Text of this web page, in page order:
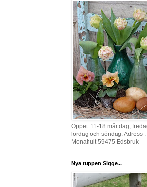
Öppet: 11-18 måndag,
lördag och söndag. Adress
Monahult 59475 Edsbruk
Nya tuppen Sigge...